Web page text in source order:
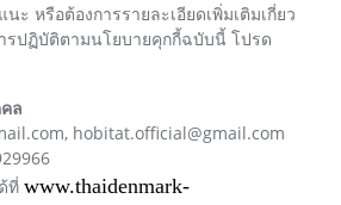
ะ หรือต้องการรายละเอียดเพิ่มเติมเกี่ยว
รปฏิบัติตามนโยบายคุกกี้ฉบับนี้ โปรด
ล
hobitat.official@gmail.com
ที่ www.thaidenmark-